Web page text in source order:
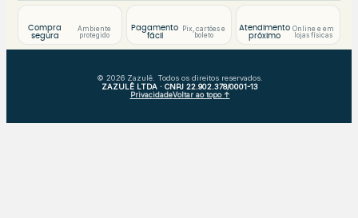
Compra
segura
Ambiente
protegido
Pagamento
fácil
Pix, cartões e
boleto
Atendimento
próximo
Online e em
lojas físicas
© 2026 Zazulê. Todos os direitos reservados.
ZAZULÊ LTDA · CNPJ 22.902.378/0001-13
PrivacidadeVoltar ao topo ↑